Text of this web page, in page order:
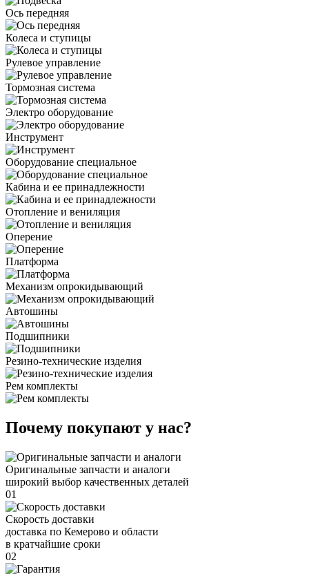
Ось передняя
Колеса и ступицы
Рулевое управление
Тормозная система
Электро оборудование
Инструмент
Оборудование специальное
Кабина и ее принадлежности
Отопление и вениляция
Оперение
Платформа
Механизм опрокидывающий
Автошины
Подшипники
Резино-технические изделия
Рем комплекты
Почему покупают у нас?
Оригинальные запчасти и аналоги
широкий выбор качественных деталей
01
Скорость доставки
доставка по Кемерово и области
в кратчайшие сроки
02